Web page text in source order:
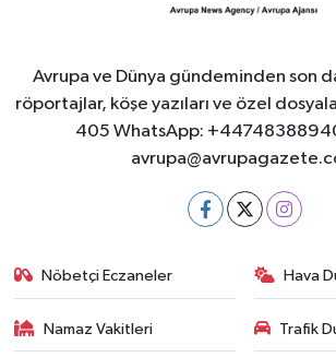
Avrupa ve Dünya gündeminden son
röportajlar, köşe yazıları ve özel
405 WhatsApp:
Nöbetçi Eczaneler Hava
Namaz Vakitleri Trafik